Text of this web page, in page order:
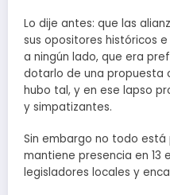
Lo dije antes: que las
sus opositores históricos
a ningún lado, que era
dotarlo de una propuesta
hubo tal, y en ese lapso
y simpatizantes.
Sin embargo no todo está
mantiene presencia en 13
legisladores locales y